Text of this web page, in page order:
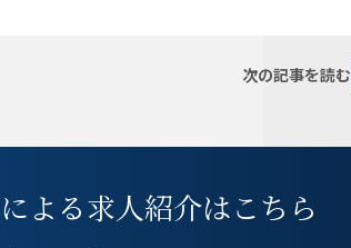
次の記事を読む
による求人紹介はこちら